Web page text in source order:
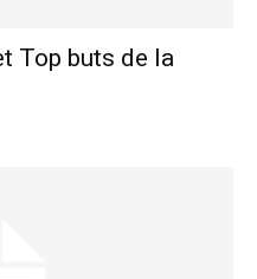
Top buts de la